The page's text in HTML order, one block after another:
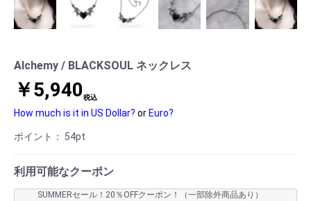
Alchemy / BLACKSOUL ネックレス
￥5,940税込
How much is it in US Dollar? or Euro?
ポイント： 54pt
利用可能なクーポン
SUMMERセール！20％OFFクーポン！（一部除外商品あり）